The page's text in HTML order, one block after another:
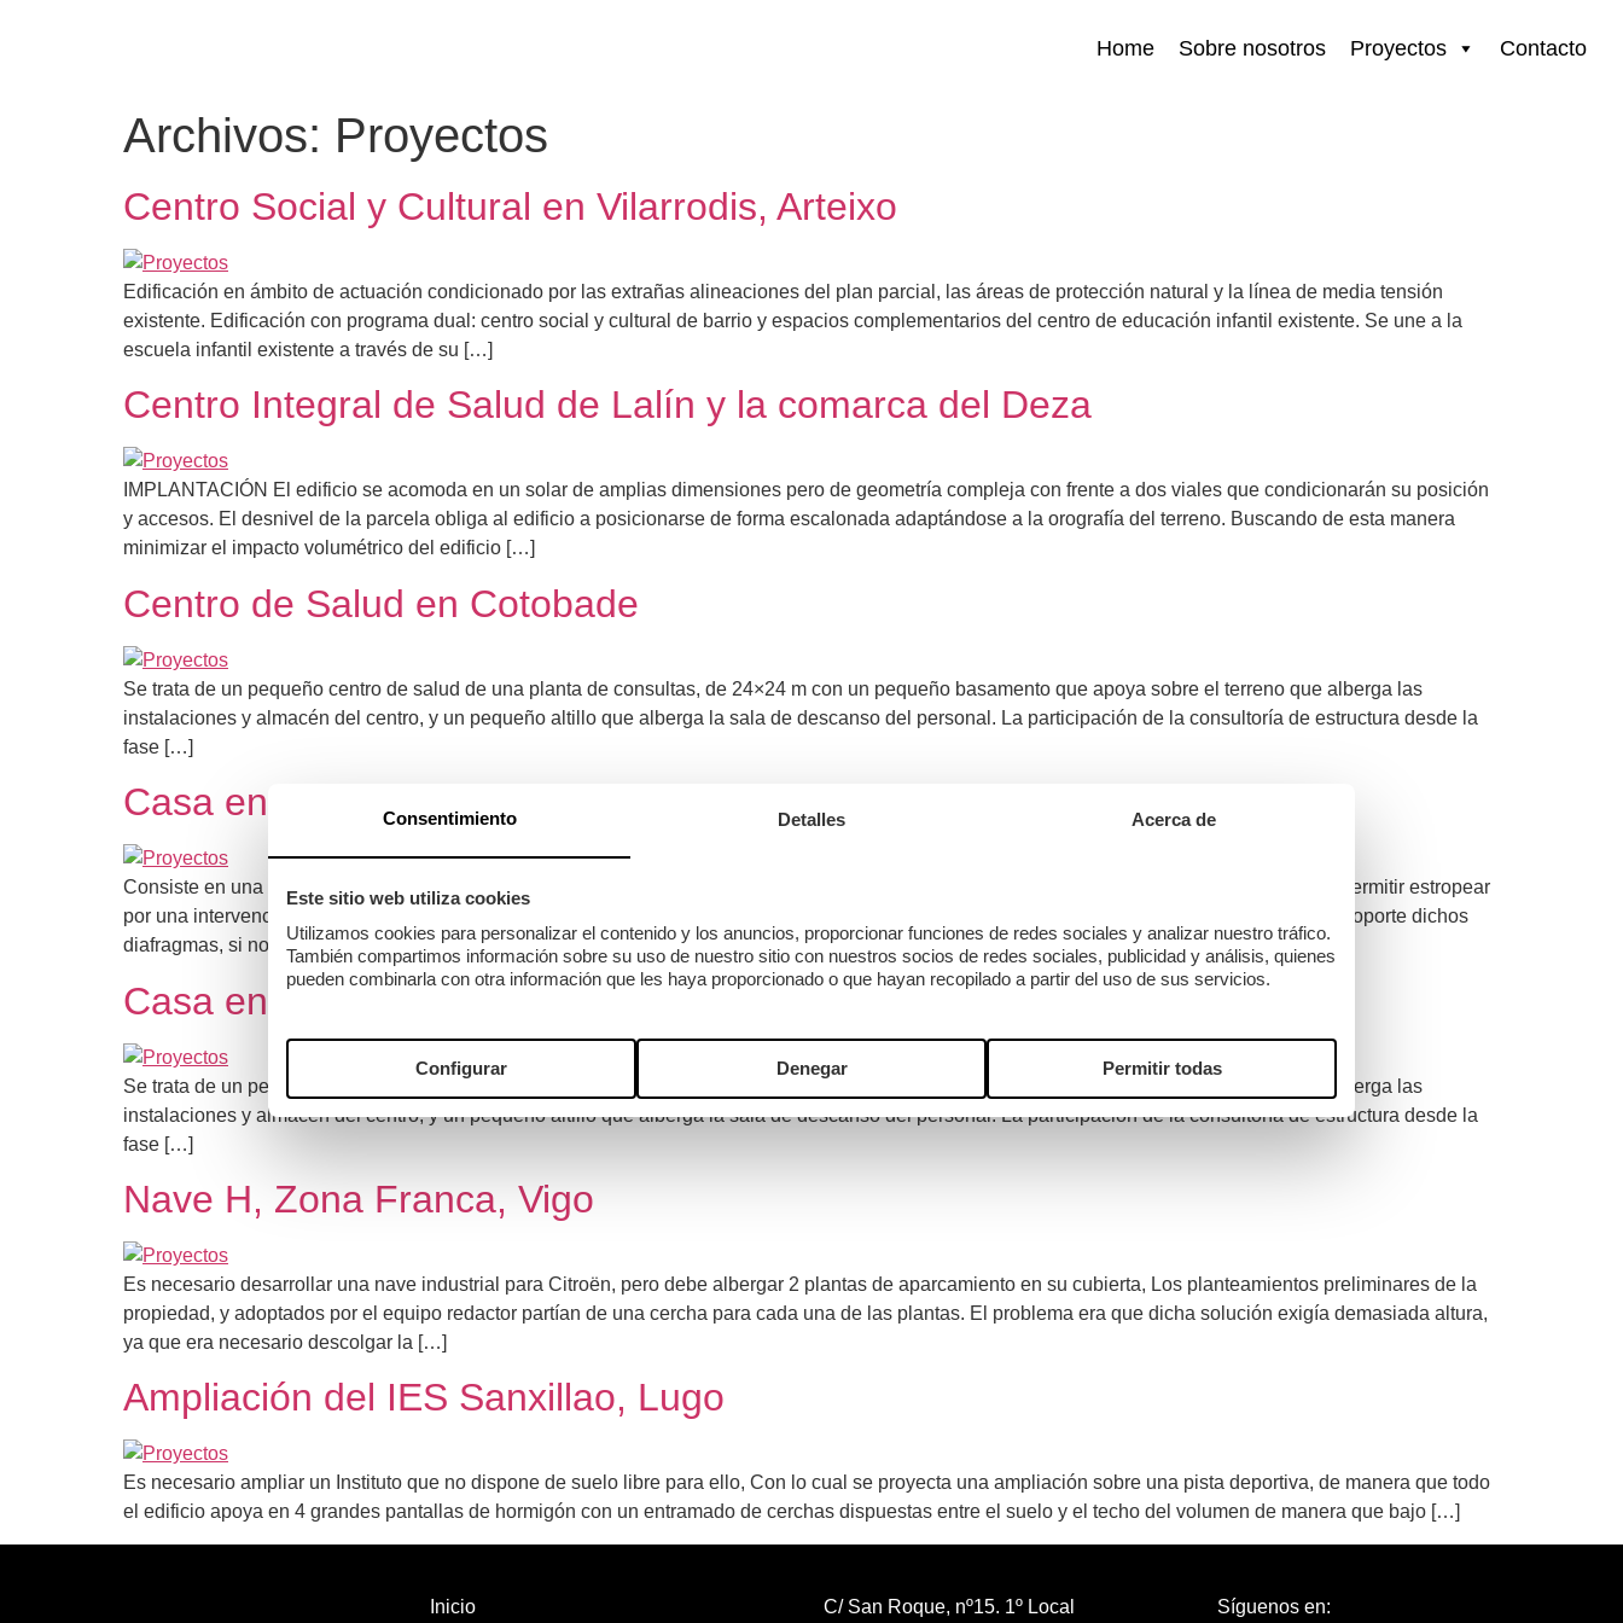
Home Sobre nosotros Proyectos Contacto
Archivos: Proyectos
Centro Social y Cultural en Vilarrodis, Arteixo
Edificación en ámbito de actuación condicionado por las extrañas alineaciones del plan parcial, las áreas de protección natural y la línea de media tensión
existente. Edificación con programa dual: centro social y cultural de barrio y espacios complementarios del centro de educación infantil existente. Se une a la
escuela infantil existente a través de su […]
Centro Integral de Salud de Lalín y la comarca del Deza
IMPLANTACIÓN El edificio se acomoda en un solar de amplias dimensiones pero de geometría compleja con frente a dos viales que condicionarán su posición
y accesos. El desnivel de la parcela obliga al edificio a posicionarse de forma escalonada adaptándose a la orografía del terreno. Buscando de esta manera
minimizar el impacto volumétrico del edificio […]
Centro de Salud en Cotobade
Se trata de un pequeño centro de salud de una planta de consultas, de 24×24 m con un pequeño basamento que apoya sobre el terreno que alberga las
instalaciones y almacén del centro, y un pequeño altillo que alberga la sala de descanso del personal. La participación de la consultoría de estructura desde la
fase […]
Casa en O Courel
Consiste en una serie de diafragmas paralelos que se van amoldando a la preexistencia del basamento de piedra. Una Joya que no se puede permitir estropear
por una intervención estructural poco cuidadosa. Para conseguir una estructura de uniones sencillas, debemos disponer de una cumbrera que soporte dichos
diafragmas, si no, estaríamos obligados a que dichos […]
Casa en Laxe
Se trata de un pequeño centro de salud de una planta de consultas, de 24×24 m con un pequeño basamento que apoya sobre el terreno que alberga las
instalaciones y almacén del centro, y un pequeño altillo que alberga la sala de descanso del personal. La participación de la consultoría de estructura desde la
fase […]
Nave H, Zona Franca, Vigo
Es necesario desarrollar una nave industrial para Citroën, pero debe albergar 2 plantas de aparcamiento en su cubierta, Los planteamientos preliminares de la
propiedad, y adoptados por el equipo redactor partían de una cercha para cada una de las plantas. El problema era que dicha solución exigía demasiada altura,
ya que era necesario descolgar la […]
Ampliación del IES Sanxillao, Lugo
Es necesario ampliar un Instituto que no dispone de suelo libre para ello, Con lo cual se proyecta una ampliación sobre una pista deportiva, de manera que todo
el edificio apoya en 4 grandes pantallas de hormigón con un entramado de cerchas dispuestas entre el suelo y el techo del volumen de manera que bajo […]
Inicio C/ San Roque, nº15. 1º Local Síguenos en:
Consentimiento Detalles Acerca de
Este sitio web utiliza cookies
Utilizamos cookies para personalizar el contenido y los anuncios, proporcionar funciones de redes sociales y analizar nuestro tráfico.
También compartimos información sobre su uso de nuestro sitio con nuestros socios de redes sociales, publicidad y análisis, quienes
pueden combinarla con otra información que les haya proporcionado o que hayan recopilado a partir del uso de sus servicios.
Configurar Denegar Permitir todas